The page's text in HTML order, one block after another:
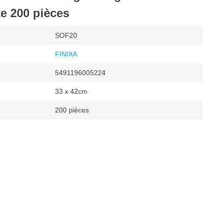
200 pièces
SOF20
FINIXA
5491196005224
33 x 42cm
200 pièces
et de nettoyage